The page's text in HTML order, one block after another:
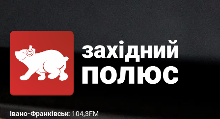
Івано-Франківськ: 104,3FM